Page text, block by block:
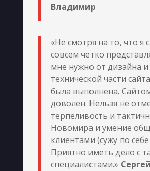
Владимир
«Не смотря на то, что я
совсем четко
мне нужно от дизайна и
технической части
была выполнена.
доволен. Нельзя не
терпеливость и
Новомира и умение
клиентами (сужу по себе
Приятно иметь дело с
специалистами.» Сергей